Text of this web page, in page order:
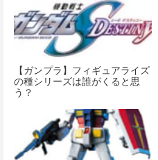
【ガンプラ】フィギュアライズ
の種シリーズは誰がくると思
う？